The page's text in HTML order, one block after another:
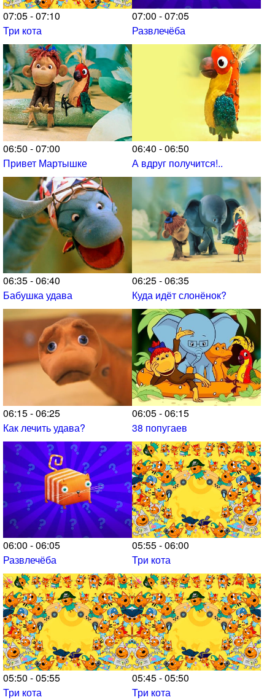
07:05 - 07:10
Три кота
07:00 - 07:05
Развлечёба
06:50 - 07:00
Привет Мартышке
06:40 - 06:50
А вдруг получится!..
06:35 - 06:40
Бабушка удава
06:25 - 06:35
Куда идёт слонёнок?
06:15 - 06:25
Как лечить удава?
06:05 - 06:15
38 попугаев
06:00 - 06:05
Развлечёба
05:55 - 06:00
Три кота
05:50 - 05:55
Три кота
05:45 - 05:50
Три кота